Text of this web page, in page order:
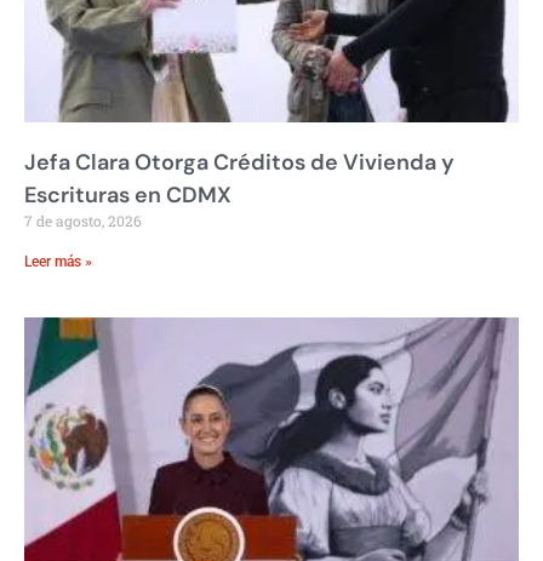
Jefa Clara Otorga Créditos de Vivienda y
Escrituras en CDMX
7 de agosto, 2026
Leer más »